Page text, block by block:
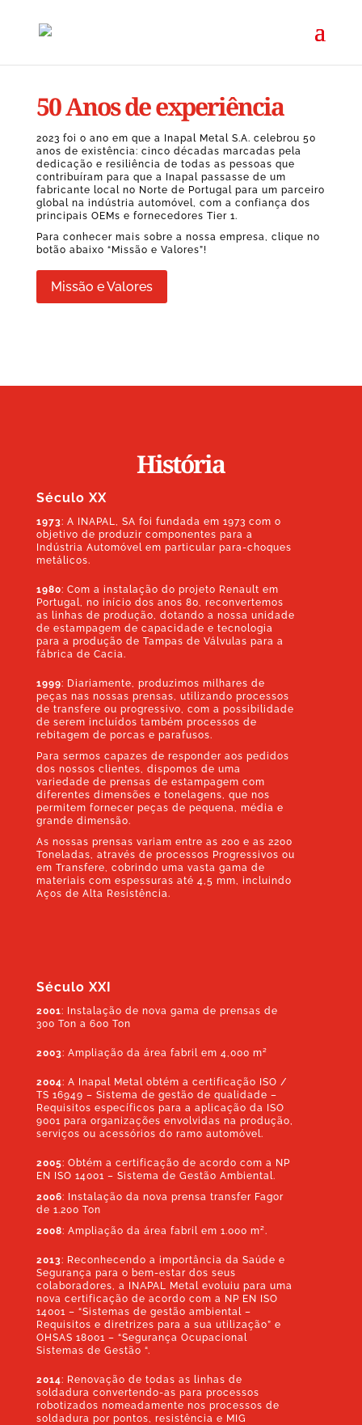
50 Anos de experiência
2023 foi o ano em que a Inapal Metal S.A. celebrou 50
anos de existência: cinco décadas marcadas pela
dedicação e resiliência de todas as pessoas que
contribuíram para que a Inapal passasse de um
fabricante local no Norte de Portugal para um parceiro
global na indústria automóvel, com a confiança dos
principais OEMs e fornecedores Tier 1.
Para conhecer mais sobre a nossa empresa, clique no
botão abaixo “Missão e Valores”!
Missão e Valores
História
Século XX
1973: A INAPAL, SA foi fundada em 1973 com o
objetivo de produzir componentes para a
Indústria Automóvel em particular para-choques
metálicos.
1980: Com a instalação do projeto Renault em
Portugal, no início dos anos 80, reconvertemos
as linhas de produção, dotando a nossa unidade
de estampagem de capacidade e tecnologia
para a produção de Tampas de Válvulas para a
fábrica de Cacia.
1999: Diariamente, produzimos milhares de
peças nas nossas prensas, utilizando processos
de transfere ou progressivo, com a possibilidade
de serem incluídos também processos de
rebitagem de porcas e parafusos.
Para sermos capazes de responder aos pedidos
dos nossos clientes, dispomos de uma
variedade de prensas de estampagem com
diferentes dimensões e tonelagens, que nos
permitem fornecer peças de pequena, média e
grande dimensão.
As nossas prensas variam entre as 200 e as 2200
Toneladas, através de processos Progressivos ou
em Transfere, cobrindo uma vasta gama de
materiais com espessuras até 4,5 mm, incluindo
Aços de Alta Resistência.
Século XXI
2001: Instalação de nova gama de prensas de
300 Ton a 600 Ton
2003: Ampliação da área fabril em 4,000 m²
2004: A Inapal Metal obtém a certificação ISO /
TS 16949 – Sistema de gestão de qualidade –
Requisitos específicos para a aplicação da ISO
9001 para organizações envolvidas na produção,
serviços ou acessórios do ramo automóvel.
2005: Obtém a certificação de acordo com a NP
EN ISO 14001 – Sistema de Gestão Ambiental.
2006: Instalação da nova prensa transfer Fagor
de 1.200 Ton
2008: Ampliação da área fabril em 1.000 m².
2013: Reconhecendo a importância da Saúde e
Segurança para o bem-estar dos seus
colaboradores, a INAPAL Metal evoluiu para uma
nova certificação de acordo com a NP EN ISO
14001 – “Sistemas de gestão ambiental –
Requisitos e diretrizes para a sua utilização” e
OHSAS 18001 – “Segurança Ocupacional
Sistemas de Gestão “.
2014: Renovação de todas as linhas de
soldadura convertendo-as para processos
robotizados nomeadamente nos processos de
soldadura por pontos, resistência e MIG